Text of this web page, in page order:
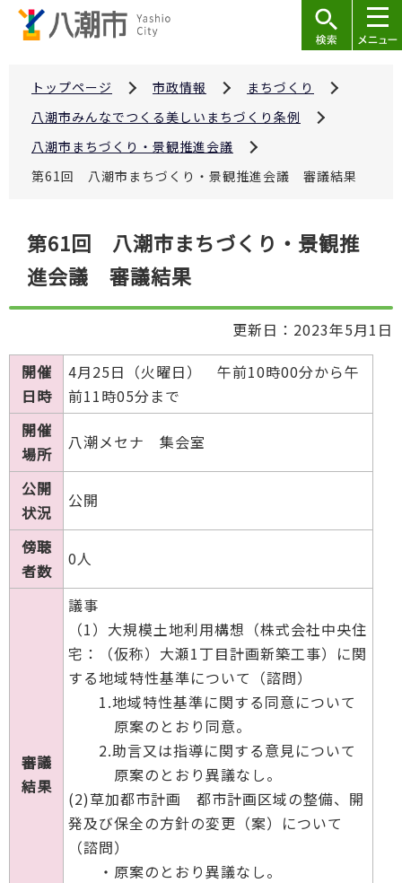
トップページ 市政情報
まちづくり
八潮市みんなでつくる美しいまちづくり条例
八潮市まちづくり・景観推進会議
第61回 八潮市まちづくり・景観推進会議 審議結果
第61回 八潮市まちづくり・景観推
進会議 審議結果
更新日：2023年5月1日
開催
日時
4月25日（火曜日） 午前10時00分から午
前11時05分まで
開催
場所
八潮メセナ 集会室
公開
状況
公開
傍聴
者数
0人
審議
結果
議事
（1）大規模土地利用構想（株式会社中央住
宅：（仮称）大瀬1丁目計画新築工事）に関
する地域特性基準について（諮問）
1.地域特性基準に関する同意について
原案のとおり同意。
2.助言又は指導に関する意見について
原案のとおり異議なし。
(2)草加都市計画 都市計画区域の整備、開
発及び保全の方針の変更（案）について
（諮問）
・原案のとおり異議なし。